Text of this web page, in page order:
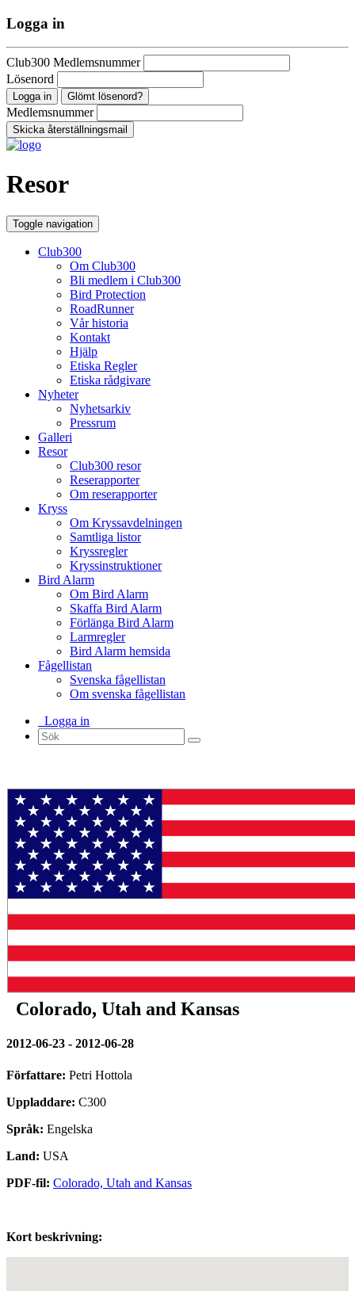
Logga in
Club300 Medlemsnummer
Lösenord
Glömt lösenord?
Medlemsnummer
Resor
Toggle navigation
Club300
Om Club300
Bli medlem i Club300
Bird Protection
RoadRunner
Vår historia
Kontakt
Hjälp
Etiska Regler
Etiska rådgivare
Nyheter
Nyhetsarkiv
Pressrum
Galleri
Resor
Club300 resor
Reserapporter
Om reserapporter
Kryss
Om Kryssavdelningen
Samtliga listor
Kryssregler
Kryssinstruktioner
Bird Alarm
Om Bird Alarm
Skaffa Bird Alarm
Förlänga Bird Alarm
Larmregler
Bird Alarm hemsida
Fågellistan
Svenska fågellistan
Om svenska fågellistan
Logga in
Colorado, Utah and Kansas
2012-06-23 - 2012-06-28
Författare: Petri Hottola
Uppladdare: C300
Språk: Engelska
Land: USA
PDF-fil: Colorado, Utah and Kansas
Kort beskrivning: